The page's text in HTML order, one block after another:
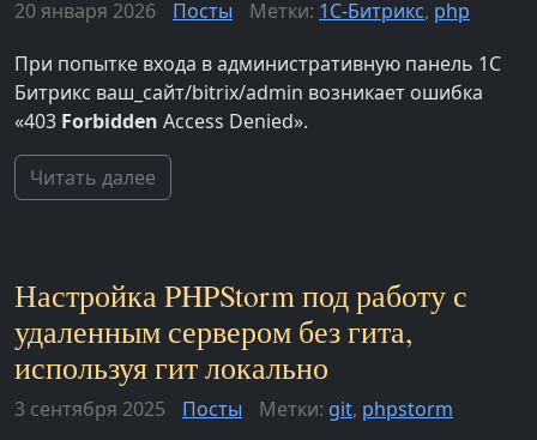
20 января 2026 Посты Метки: 1С-Битрикс, php
При попытке входа в административную панель 1С
Битрикс ваш_сайт/bitrix/admin возникает ошибка
«403 Forbidden Access Denied».
Читать далее
Настройка PHPStorm под работу с
удаленным сервером без гита,
используя гит локально
3 сентября 2025 Посты Метки: git, phpstorm